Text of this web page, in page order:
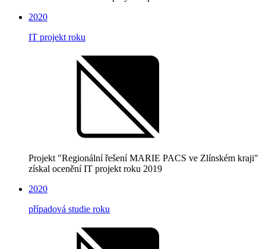
2020
IT projekt roku
Projekt "Regionální řešení MARIE PACS ve Zlínském kraji"
získal ocenění IT projekt roku 2019
2020
případová studie roku